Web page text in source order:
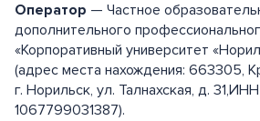
Оператор — Частное
дополнительного
«Корпоративный университет
(адрес места нахождения: 663305,
г. Норильск, ул. Талнахская, д.
1067799031387).